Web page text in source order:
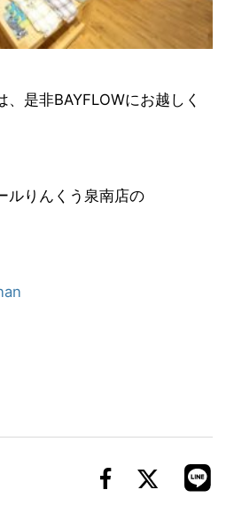
是非BAYFLOWにお越しく
ルりんくう泉南店の